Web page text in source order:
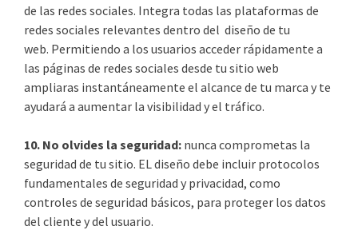
de las redes sociales. Integra todas las plataformas de
redes sociales relevantes dentro del diseño de tu
web. Permitiendo a los usuarios acceder rápidamente a
las páginas de redes sociales desde tu sitio web
ampliaras instantáneamente el alcance de tu marca y te
ayudará a aumentar la visibilidad y el tráfico.
10. No olvides la seguridad: nunca comprometas la
seguridad de tu sitio. EL diseño debe incluir protocolos
fundamentales de seguridad y privacidad, como
controles de seguridad básicos, para proteger los datos
del cliente y del usuario.